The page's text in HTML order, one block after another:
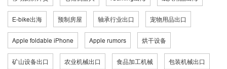
E-bike出海 预制房屋 轴承行业出口 宠物用品出口
Apple foldable iPhone Apple rumors 烘干设备
矿山设备出口 农业机械出口 食品加工机械 包装机械出口